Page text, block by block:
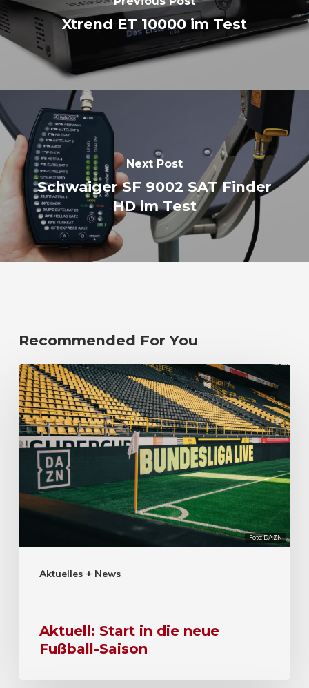
Xtrend ET 10000 im Test
Next Post
Schwaiger SF 9002 SAT Finder
HD im Test
Recommended For You
Foto: DAZN
Aktuelles + News
Aktuell: Start in die neue
Fußball-Saison